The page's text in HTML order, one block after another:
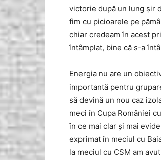
victorie după un lung şir
fim cu picioarele pe
chiar credeam în acest
întâmplat, bine că s-a
Energia nu are un
importantă pentru
să devină un nou caz
meci în Cupa României
în ce mai clar şi mai
exprimat în meciul cu
la meciul cu CSM am